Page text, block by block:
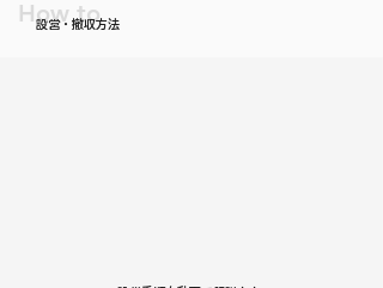
How to
設営・撤収方法